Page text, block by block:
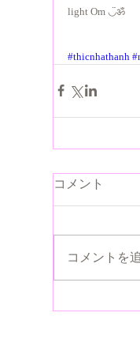
light Om ◡̈ॐ
#thicnhathanh
コメント
コメントを